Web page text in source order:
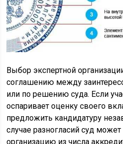
Выбор экспертной
соглашению между
или по решению суда. Если
оспаривает оценку своего
предложить кандидатуру
случае разногласий суд
организацию из числа